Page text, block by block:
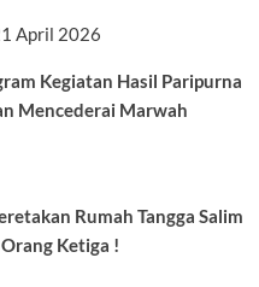
April 2026
Kegiatan Hasil Paripurna
Mencederai Marwah
Rumah Tangga Salim
Ketiga !